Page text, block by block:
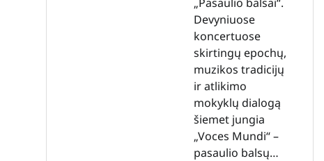
Devyniuose
koncertuose
skirtingų epochų,
muzikos tradicijų
ir atlikimo
mokyklų dialogą
šiemet jungia
„Voces Mundi“ –
pasaulio balsų…